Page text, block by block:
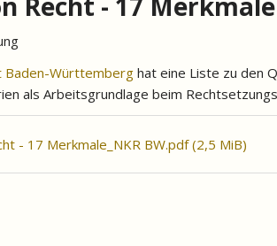
Baden-Württemberg hat eine Liste zu den
als Arbeitsgrundlage beim
- 17 Merkmale_NKR BW.pdf(2,5 MiB)